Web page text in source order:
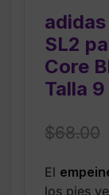
SL2
Core
Talla 9
$68.00
El
los pies